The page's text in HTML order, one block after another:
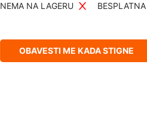
NEMA NA LAGERU
OBAVESTI ME KADA STIGNE